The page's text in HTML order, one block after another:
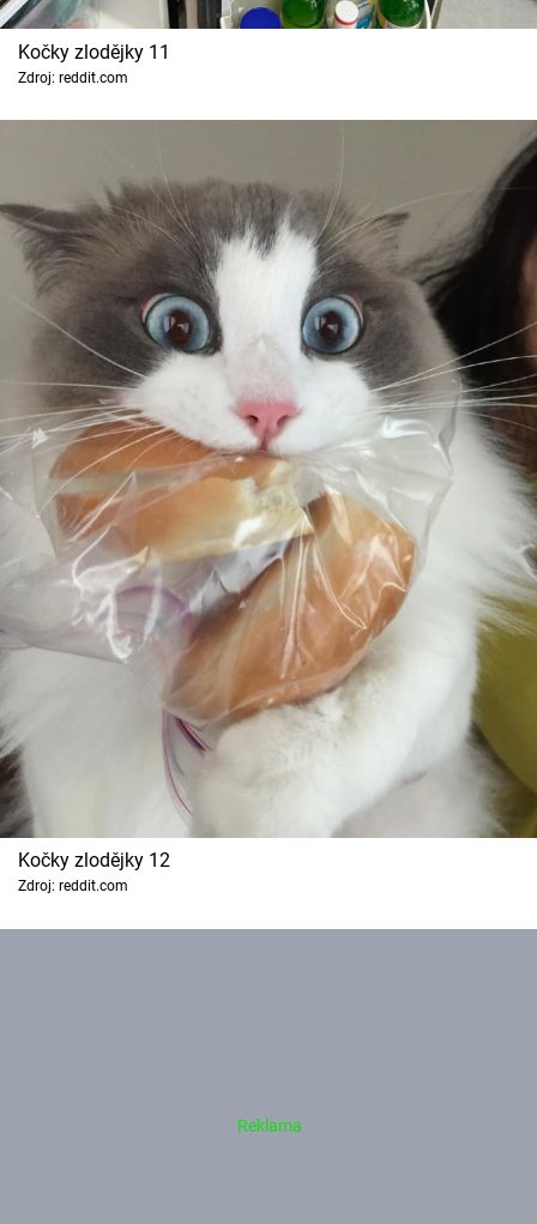
Kočky zlodějky 11
Zdroj: reddit.com
Kočky zlodějky 12
Zdroj: reddit.com